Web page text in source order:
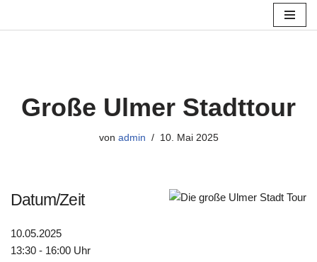
Große Ulmer Stadttour
von admin 10. Mai 2025
Datum/Zeit
10.05.2025
13:30 - 16:00 Uhr